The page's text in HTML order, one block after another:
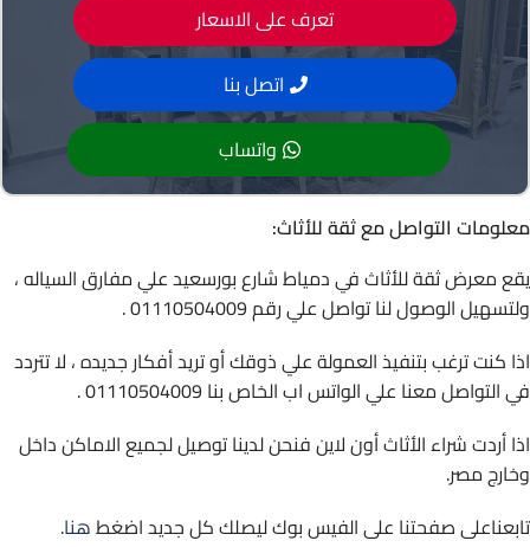
تعرف على الاسعار
اتصل بنا
واتساب
معلومات التواصل مع ثقة للأثاث:
يقع معرض ثقة للأثاث في دمياط شارع بورسعيد علي مفارق السياله ،
ولتسهيل الوصول لنا تواصل علي رقم 01110504009 .
اذا كنت ترغب بتنفيذ العمولة علي ذوقك أو تريد أفكار جديده ، لا تتردد
في التواصل معنا علي الواتس اب الخاص بنا 01110504009 .
اذا أردت شراء الأثاث أون لاين فنحن لدينا توصيل لجميع الاماكن داخل
وخارج مصر.
تابعناعلى صفحتنا على الفيس بوك ليصلك كل جديد اضغطهنا.